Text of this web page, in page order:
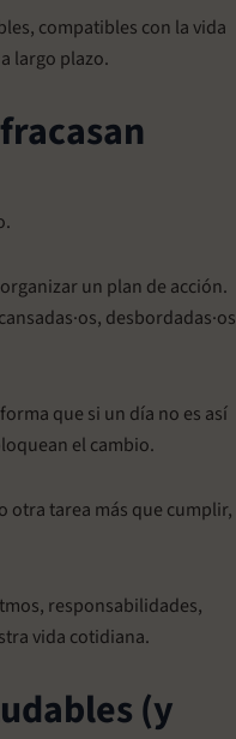
compatibles con la vida
largo plazo.
un plan de acción.
desbordadas·os
que si un día no es así
el cambio.
otra tarea más que cumplir,
responsabilidades,
vida cotidiana.
(y